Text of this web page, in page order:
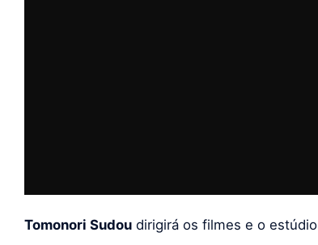
Tomonori Sudou dirigirá os filmes e o estúdio